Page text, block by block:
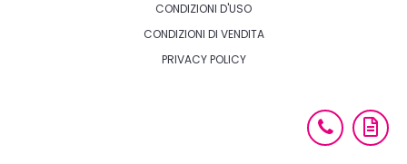
CONDIZIONI D'USO
CONDIZIONI DI VENDITA
PRIVACY POLICY